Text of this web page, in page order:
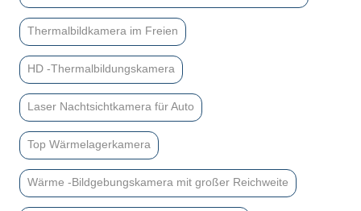
Thermalbildkamera im Freien
HD -Thermalbildungskamera
Laser Nachtsichtkamera für Auto
Top Wärmelagerkamera
Wärme -Bildgebungskamera mit großer Reichweite